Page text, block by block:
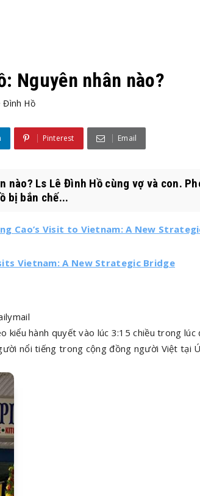
Nguyên nhân nào?
Đình Hồ
Pinterest Email
nào? Ls Lê Đình Hồ cùng vợ và con.
bị bắn chế...
Cao’s Visit to Vietnam: A New
Vietnam: A New Strategic Bridge
kiểu hành quyết vào lúc 3:15 chiều trong lúc
nổi tiếng trong cộng đồng người Việt tại